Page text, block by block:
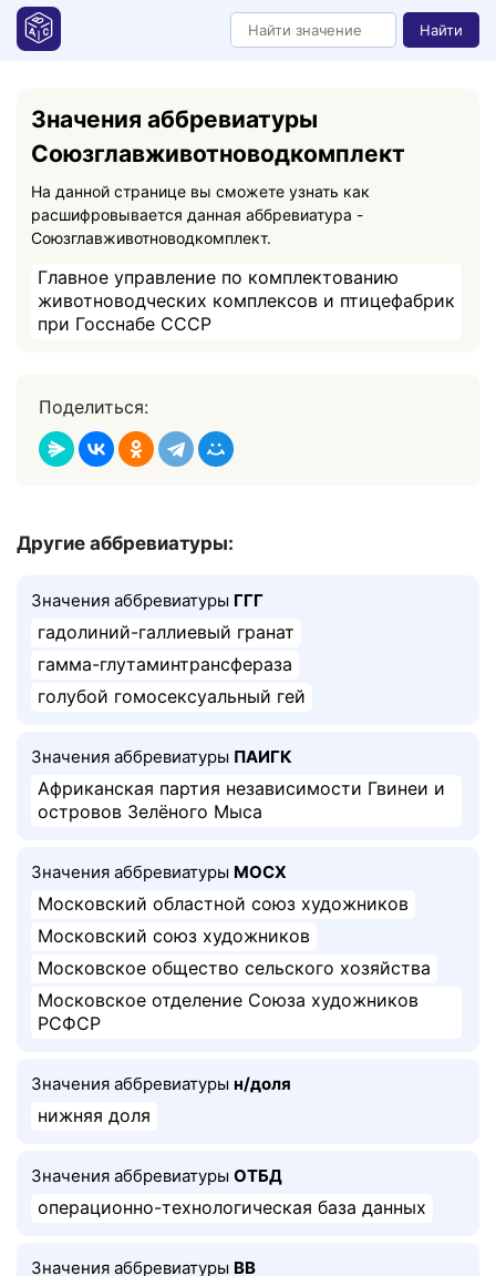
Найти
Значения аббревиатуры
Союзглавживотноводкомплект
На данной странице вы сможете узнать как
расшифровывается данная аббревиатура -
Союзглавживотноводкомплект.
Главное управление по комплектованию
животноводческих комплексов и птицефабрик
при Госснабе СССР
Поделиться:
Другие аббревиатуры:
Значения аббревиатуры ГГГ
гадолиний-галлиевый гранат
гамма-глутаминтрансфераза
голубой гомосексуальный гей
Значения аббревиатуры ПАИГК
Африканская партия независимости Гвинеи и
островов Зелёного Мыса
Значения аббревиатуры МОСХ
Московский областной союз художников
Московский союз художников
Московское общество сельского хозяйства
Московское отделение Союза художников
РСФСР
Значения аббревиатуры н/доля
нижняя доля
Значения аббревиатуры ОТБД
операционно-технологическая база данных
Значения аббревиатуры ВВ